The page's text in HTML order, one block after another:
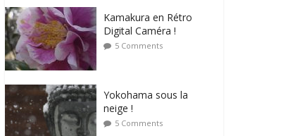
Kamakura en Rétro
Digital Caméra !
5 Comments
Yokohama sous la
neige !
5 Comments